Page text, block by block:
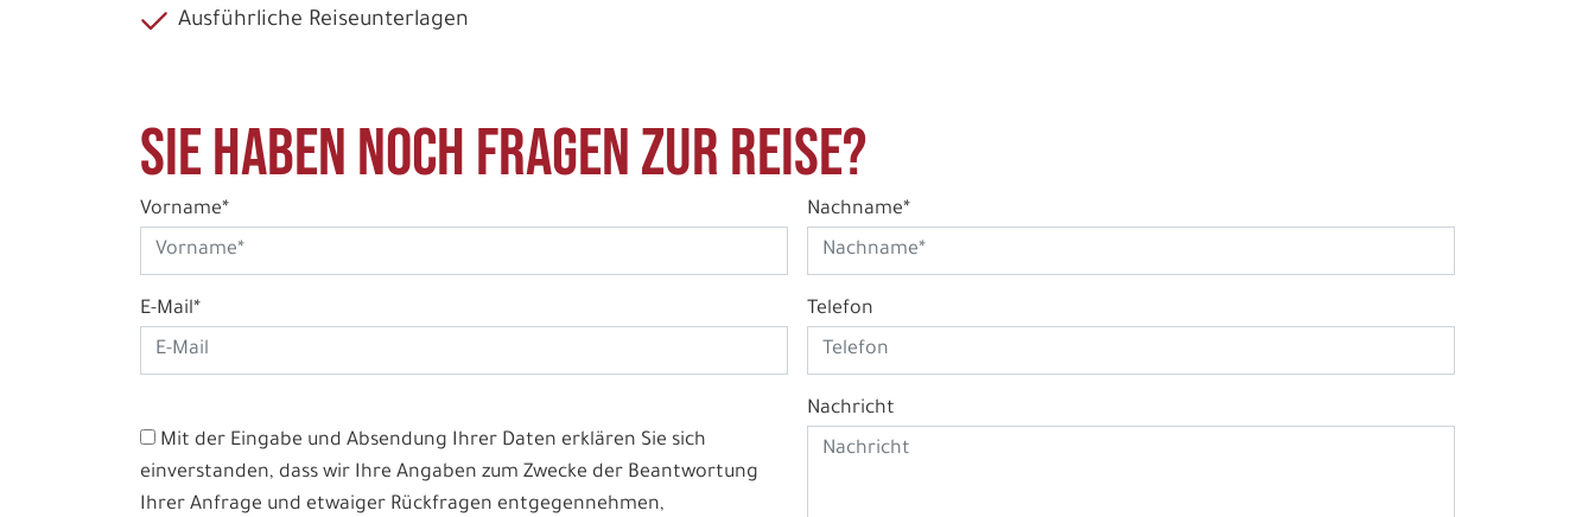
Ausführliche Reiseunterlagen
Sie haben noch Fragen zur Reise?
Vorname* Nachname*
E-Mail* Telefon
Mit der Eingabe und Absendung Ihrer Daten erklären Sie sich
einverstanden, dass wir Ihre Angaben zum Zwecke der Beantwortung
Ihrer Anfrage und etwaiger Rückfragen entgegennehmen,
Nachricht